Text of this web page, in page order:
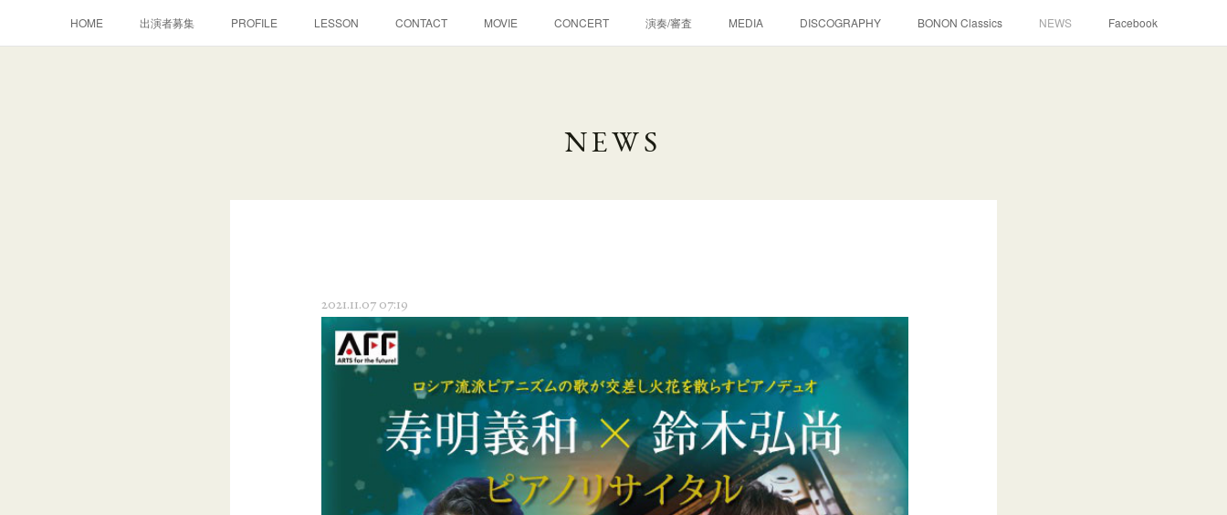
HOME 出演者募集 PROFILE LESSON CONTACT MOVIE CONCERT 演奏/審査 MEDIA DISCOGRAPHY BONON Classics NEWS Facebook
NEWS
2021.11.07 07:19